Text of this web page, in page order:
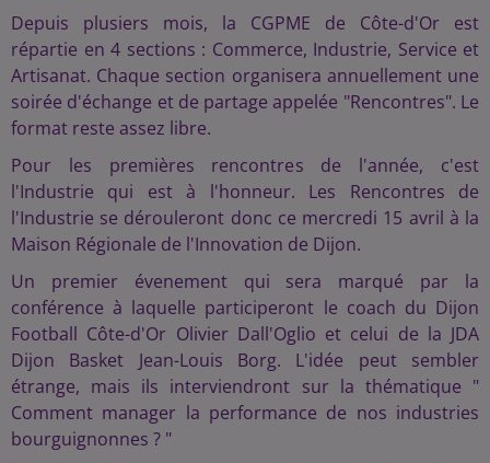
Depuis plusiers mois, la CGPME de Côte-d'Or est
répartie en 4 sections : Commerce, Industrie, Service et
Artisanat. Chaque section organisera annuellement une
soirée d'échange et de partage appelée "Rencontres". Le
format reste assez libre.
Pour les premières rencontres de l'année, c'est
l'Industrie qui est à l'honneur. Les Rencontres de
l'Industrie se dérouleront donc ce mercredi 15 avril à la
Maison Régionale de l'Innovation de Dijon.
Un premier évenement qui sera marqué par la
conférence à laquelle participeront le coach du Dijon
Football Côte-d'Or Olivier Dall'Oglio et celui de la JDA
Dijon Basket Jean-Louis Borg. L'idée peut sembler
étrange, mais ils interviendront sur la thématique "
Comment manager la performance de nos industries
bourguignonnes ? "